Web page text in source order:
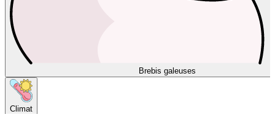
Brebis galeuses
Climat